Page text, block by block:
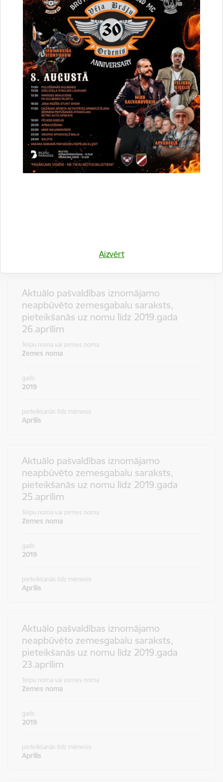
Aizvērt
Telpu noma vai zemes noma
Zemes noma
gads
2019
pieteikšanās līdz mēnesis
Maijs
Aktuālo pašvaldības iznomājamo
neapbūvēto zemesgabalu saraksts,
pieteikšanās uz nomu līdz 2019.gada
3.maijam
Aktuālo pašvaldības iznomājamo
neapbūvēto zemesgabalu saraksts,
pieteikšanās uz nomu līdz 2019.gada
26.aprīlim
Telpu noma vai zemes noma
Zemes noma
gads
2019
pieteikšanās līdz mēnesis
Aprīlis
Aktuālo pašvaldības iznomājamo
neapbūvēto zemesgabalu saraksts,
pieteikšanās uz nomu līdz 2019.gada
25.aprīlim
Telpu noma vai zemes noma
Zemes noma
gads
2019
pieteikšanās līdz mēnesis
Aprīlis
Aktuālo pašvaldības iznomājamo
neapbūvēto zemesgabalu saraksts,
pieteikšanās uz nomu līdz 2019.gada
23.aprīlim
Telpu noma vai zemes noma
Zemes noma
gads
2019
pieteikšanās līdz mēnesis
Aprīlis